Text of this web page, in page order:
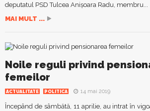
deputatul PSD Tulcea Anișoara Radu, membru...
MAI MULT ...
Noile reguli privind
femeilor
ACTUALITATE POLITICA 14 mai 2019
Începând de sâmbătă, 11 aprilie, au intrat în